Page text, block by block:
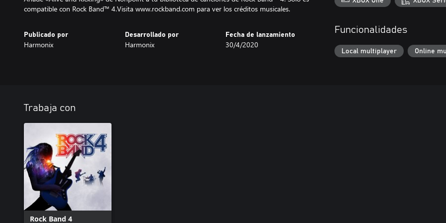
compatible con Rock Band™ 4.Visita www.rockband.com para ver los créditos musicales.
Publicado por
Harmonix
Desarrollado por
Harmonix
Fecha de lanzamiento
30/4/2020
Funcionalidades
Local multiplayer Online
Trabaja con
Rock Band 4